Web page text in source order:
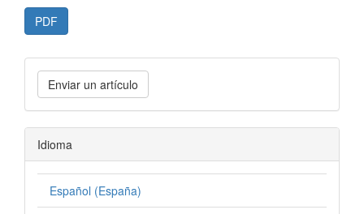
PDF
Enviar un artículo
Idioma
Español (España)